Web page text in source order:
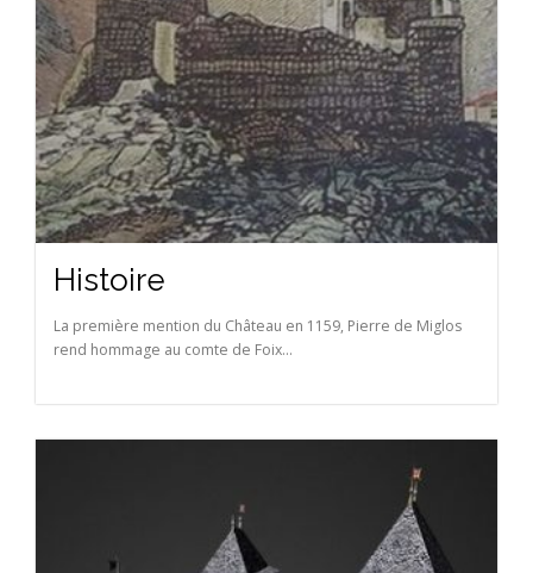
Histoire
La première mention du Château en 1159, Pierre de Miglos
rend hommage au comte de Foix...